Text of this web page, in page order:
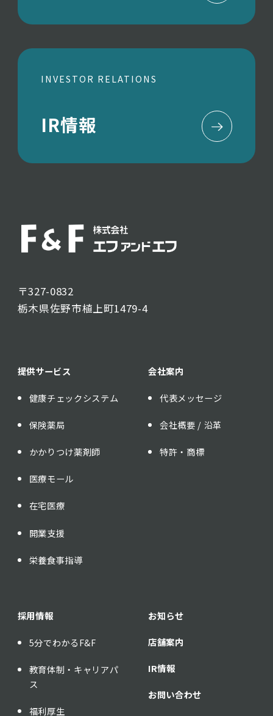
INVESTOR RELATIONS
IR情報
〒327-0832
栃木県佐野市植上町1479-4
提供サービス
健康チェックシステム
保険薬局
かかりつけ薬剤師
医療モール
在宅医療
開業支援
栄養食事指導
会社案内
代表メッセージ
会社概要 / 沿革
特許・商標
採用情報
5分でわかるF&F
教育体制・キャリアパ
ス
福利厚生
お知らせ
店舗案内
IR情報
お問い合わせ